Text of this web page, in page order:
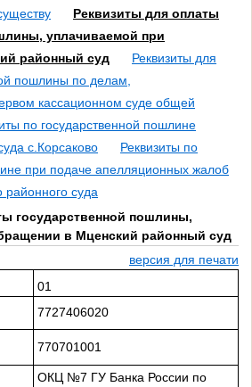
Реквизиты для оплаты
уплачиваемой при
районный суд
Реквизиты для
пошлины по делам,
кассационном суде общей
по государственной пошлине
с.Корсаково
Реквизиты по
при подаче апелляционных жалоб
суда
государственной пошлины,
в Мценский районный суд
версия для печати
01
7727406020
770701001
ОКЦ №7 ГУ Банка России по